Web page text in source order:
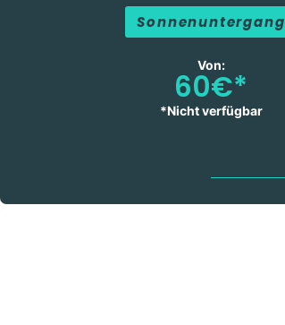
Sonnenuntergang
Von:
60€*
*Nicht verfügbar